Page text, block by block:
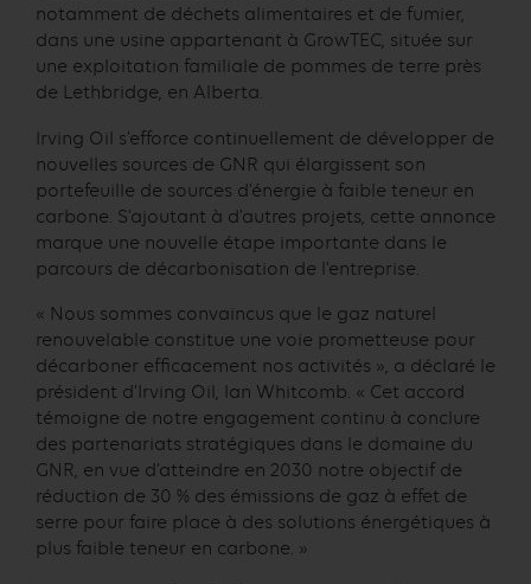
notamment de déchets alimentaires et de fumier,
dans une usine appartenant à GrowTEC, située sur
une exploitation familiale de pommes de terre près
de Lethbridge, en Alberta.
Irving Oil s’efforce continuellement de développer de
nouvelles sources de GNR qui élargissent son
portefeuille de sources d’énergie à faible teneur en
carbone. S’ajoutant à d’autres projets, cette annonce
marque une nouvelle étape importante dans le
parcours de décarbonisation de l’entreprise.
« Nous sommes convaincus que le gaz naturel
renouvelable constitue une voie prometteuse pour
décarboner efficacement nos activités », a déclaré le
président d’Irving Oil, Ian Whitcomb. « Cet accord
témoigne de notre engagement continu à conclure
des partenariats stratégiques dans le domaine du
GNR, en vue d’atteindre en 2030 notre objectif de
réduction de 30 % des émissions de gaz à effet de
serre pour faire place à des solutions énergétiques à
plus faible teneur en carbone. »